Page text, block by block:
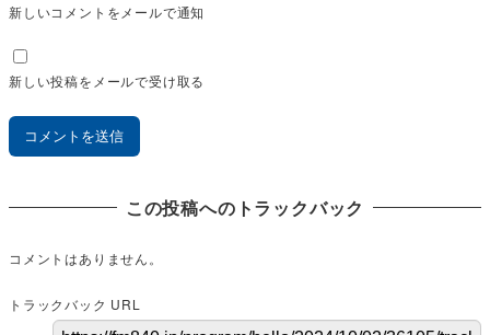
新しいコメントをメールで通知
新しい投稿をメールで受け取る
この投稿へのトラックバック
コメントはありません。
トラックバック URL